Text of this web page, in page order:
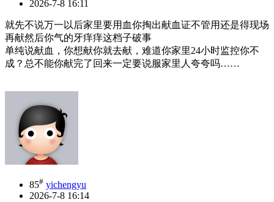
2026-7-8 16:11
就先不说万一以后家里要用血你掏出献血证不管用还是得现场
再献然后你气的牙痒痒这档子破事
单纯说献血，你想献你就去献，难道你家里24小时监控你不
成？总不能你献完了回来一定要说服家里人夸夸吗……
85# yichengyu
2026-7-8 16:14